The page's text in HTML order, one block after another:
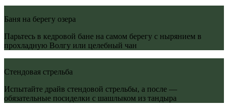
Баня на берегу озера
Парьтесь в кедровой бане на самом берегу с нырянием в
прохладную Волгу или целебный чан
Стендовая стрельба
Испытайте драйв стендовой стрельбы, а после —
обязательные посиделки с шашлыком из тандыра